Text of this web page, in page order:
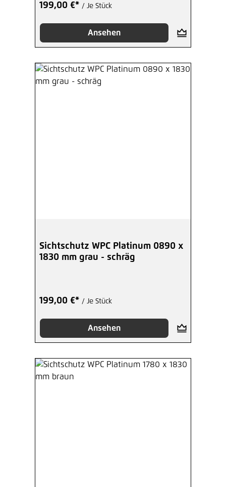
199,00 €* / Je Stück
Ansehen
Sichtschutz WPC Platinum 0890 x
1830 mm grau - schräg
199,00 €* / Je Stück
Ansehen